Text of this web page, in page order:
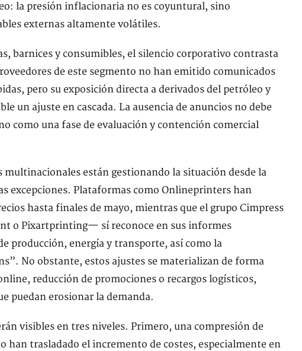
la presión inflacionaria no es coyuntural, sino
externas altamente volátiles.
barnices y consumibles, el silencio corporativo contrasta
de este segmento no han emitido comunicados
pero su exposición directa a derivados del petróleo y
un ajuste en cascada. La ausencia de anuncios no debe
como una fase de evaluación y contención comercial
multinacionales están gestionando la situación desde la
excepciones. Plataformas como Onlineprinters han
hasta finales de mayo, mientras que el grupo Cimpress
o Pixartprinting— sí reconoce en sus informes
producción, energía y transporte, así como la
No obstante, estos ajustes se materializan de forma
reducción de promociones o recargos logísticos,
puedan erosionar la demanda.
visibles en tres niveles. Primero, una compresión de
han trasladado el incremento de costes, especialmente en